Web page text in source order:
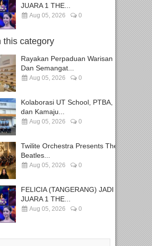
JUARA 1 THE...
Aug 05, 2026 0
this category
Rayakan Perpaduan Warisan
Dan Semangat...
Aug 05, 2026 0
Kolaborasi UT School, PTBA,
dan Kamaju...
Aug 05, 2026 0
Twilite Orchestra Presents The
Beatles...
Aug 05, 2026 0
FELICIA (TANGERANG) JADI
JUARA 1 THE...
Aug 05, 2026 0